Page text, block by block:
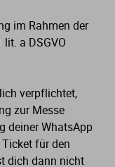
im Rahmen der
a DSGVO
verpflichtet,
zur Messe
deiner WhatsApp
für den
dich dann nicht